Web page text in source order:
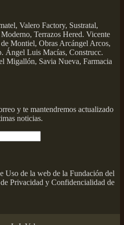
Valero Factory, Sustratal,
Terrazos Hered. Vicente
Montiel, Obras Arcángel Arcos,
Ángel Luis Macías, Construcc.
Migallón, Savia Nueva, Farmacia
y te mantendremos actualizado
noticias.
Uso de la web de la Fundación del
Privacidad y Confidencialidad de